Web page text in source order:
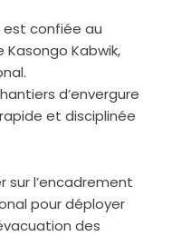
confiée au
Kabwik,
d’envergure
et disciplinée
sur l’encadrement
pour déployer
des